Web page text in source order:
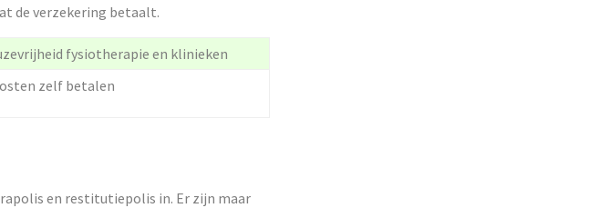
de verzekering betaalt.
fysiotherapie en klinieken
zelf betalen
en restitutiepolis in. Er zijn maar